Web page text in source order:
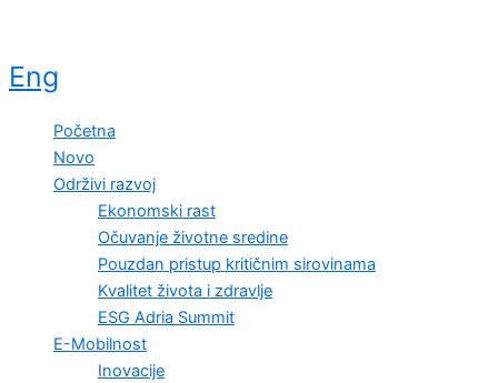
Eng
Početna
Novo
Održivi razvoj
Ekonomski rast
Očuvanje životne sredine
Pouzdan pristup kritičnim sirovinama
Kvalitet života i zdravlje
ESG Adria Summit
E-Mobilnost
Inovacije